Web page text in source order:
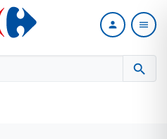
search
person menu